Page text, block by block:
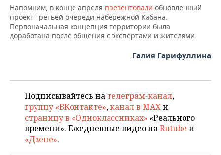
Напомним, в конце апреля презентовали обновленный
проект третьей очереди набережной Кабана.
Первоначальная концепция территории была
доработана после общения с экспертами и жителями.
Галия Гарифуллина
Подписывайтесь на телеграм-канал,
группу «ВКонтакте»,канал в MAXи
страницу в «Одноклассниках» «Реального
времени». Ежедневные видео наRutube и
«Дзене».